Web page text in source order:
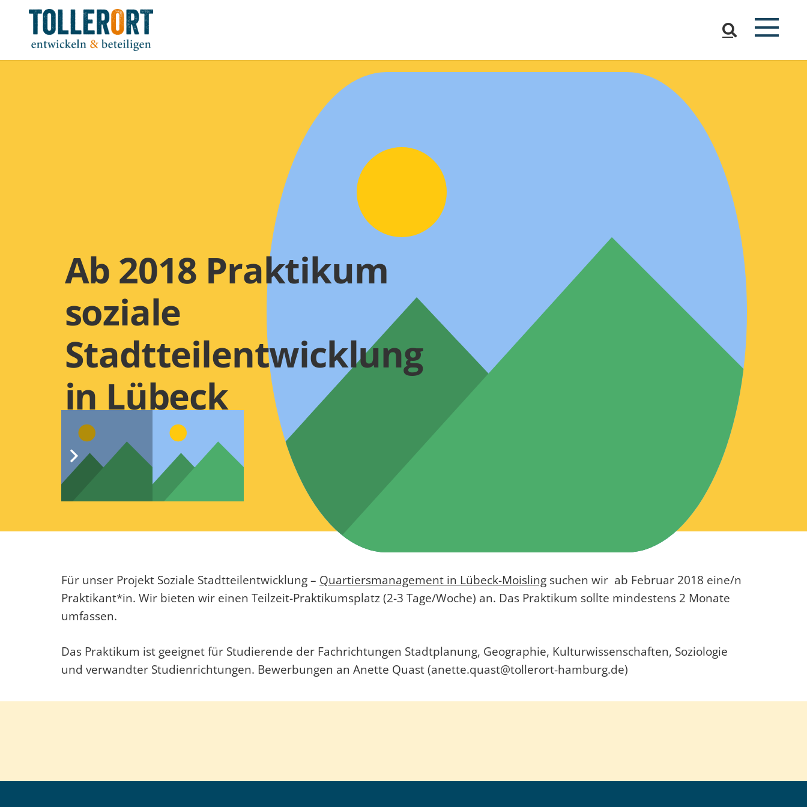
Ab 2018 Praktikum
soziale
Stadtteilentwicklung
in Lübeck
Für unser Projekt Soziale Stadtteilentwicklung – Quartiersmanagement in Lübeck-Moisling suchen wir ab Februar 2018 eine/n
Praktikant*in. Wir bieten wir einen Teilzeit-Praktikumsplatz (2-3 Tage/Woche) an. Das Praktikum sollte mindestens 2 Monate
umfassen.
Das Praktikum ist geeignet für Studierende der Fachrichtungen Stadtplanung, Geographie, Kulturwissenschaften, Soziologie
und verwandter Studienrichtungen. Bewerbungen an Anette Quast (anette.quast@tollerort-hamburg.de)